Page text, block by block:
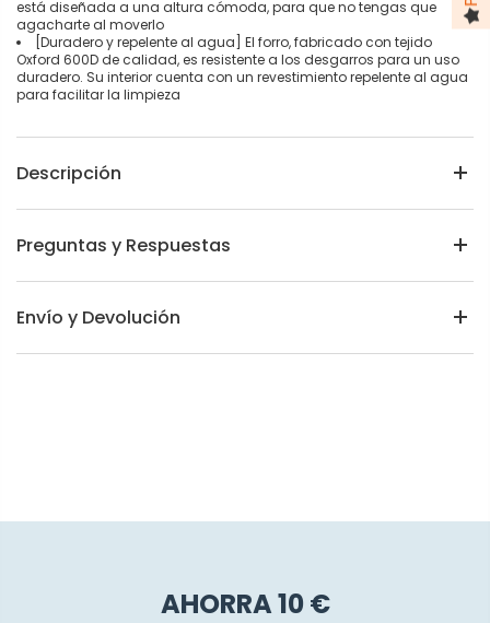
está diseñada a una altura cómoda, para que no tengas que
agacharte al moverlo
[Duradero y repelente al agua] El forro, fabricado con tejido
Oxford 600D de calidad, es resistente a los desgarros para un uso
duradero. Su interior cuenta con un revestimiento repelente al agua
para facilitar la limpieza
Descripción
Preguntas y Respuestas
Envío y Devolución
AHORRA 10 €